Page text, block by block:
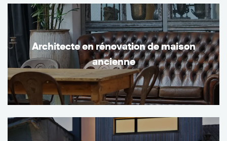
Architecte en rénovation de maison
ancienne